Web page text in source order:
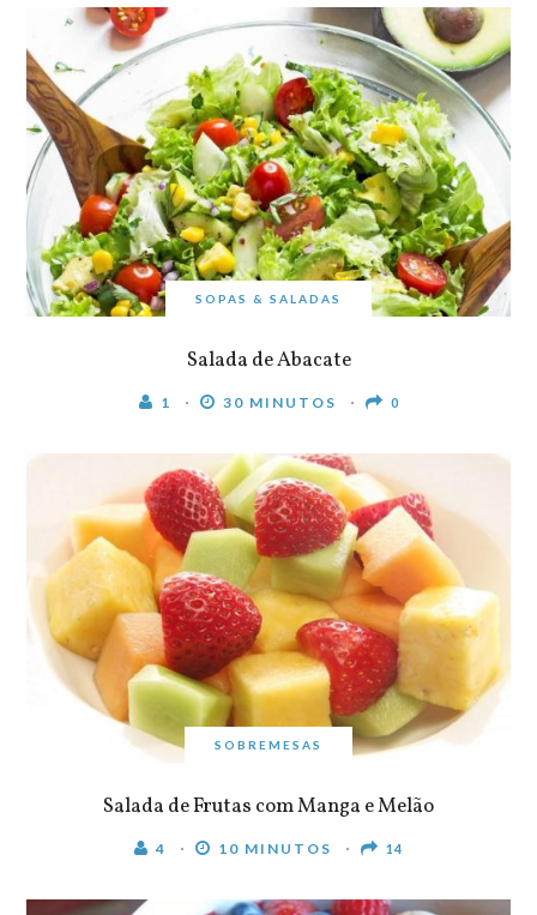
SOPAS & SALADAS
Salada de Abacate
1 30 MINUTOS 0
SOBREMESAS
Salada de Frutas com Manga e Melão
4 10 MINUTOS 14